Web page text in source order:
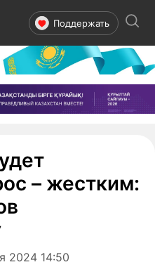
Поддержать
– жестким:
2024 14:50